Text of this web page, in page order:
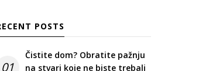
POSTS
01
Čistite dom? Obratite pažnju
na stvari koje ne biste trebali